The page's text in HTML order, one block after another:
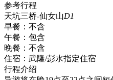
参考行程
天坑三桥-仙女山D1
早餐： 不含
午餐： 包含
晚餐： 不含
住宿： 武隆/彭水指定住宿
行程介绍